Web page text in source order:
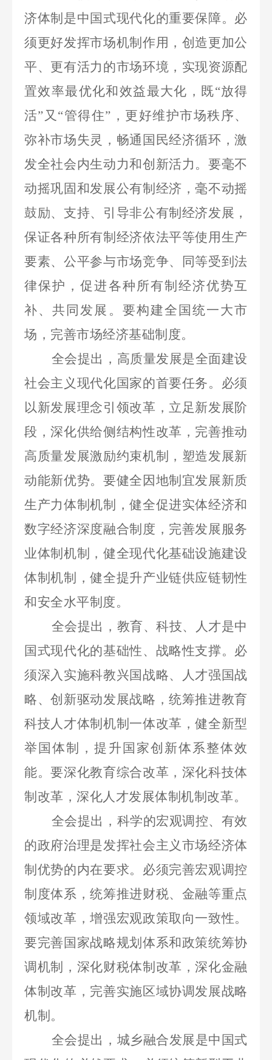
济体制是中国式现代化的重要保障。必
须更好发挥市场机制作用，创造更加公
平、更有活力的市场环境，实现资源配
置效率最优化和效益最大化，既“放得
活”又“管得住”，更好维护市场秩序、
弥补市场失灵，畅通国民经济循环，激
发全社会内生动力和创新活力。要毫不
动摇巩固和发展公有制经济，毫不动摇
鼓励、支持、引导非公有制经济发展，
保证各种所有制经济依法平等使用生产
要素、公平参与市场竞争、同等受到法
律保护，促进各种所有制经济优势互
补、共同发展。要构建全国统一大市
场，完善市场经济基础制度。
全会提出，高质量发展是全面建设
社会主义现代化国家的首要任务。必须
以新发展理念引领改革，立足新发展阶
段，深化供给侧结构性改革，完善推动
高质量发展激励约束机制，塑造发展新
动能新优势。要健全因地制宜发展新质
生产力体制机制，健全促进实体经济和
数字经济深度融合制度，完善发展服务
业体制机制，健全现代化基础设施建设
体制机制，健全提升产业链供应链韧性
和安全水平制度。
全会提出，教育、科技、人才是中
国式现代化的基础性、战略性支撑。必
须深入实施科教兴国战略、人才强国战
略、创新驱动发展战略，统筹推进教育
科技人才体制机制一体改革，健全新型
举国体制，提升国家创新体系整体效
能。要深化教育综合改革，深化科技体
制改革，深化人才发展体制机制改革。
全会提出，科学的宏观调控、有效
的政府治理是发挥社会主义市场经济体
制优势的内在要求。必须完善宏观调控
制度体系，统筹推进财税、金融等重点
领域改革，增强宏观政策取向一致性。
要完善国家战略规划体系和政策统筹协
调机制，深化财税体制改革，深化金融
体制改革，完善实施区域协调发展战略
机制。
全会提出，城乡融合发展是中国式